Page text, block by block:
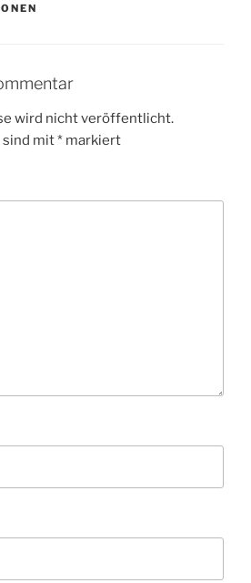
wird nicht veröffentlicht.
sind mit* markiert